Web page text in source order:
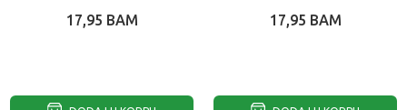
17,95 BAM 17,95 BAM